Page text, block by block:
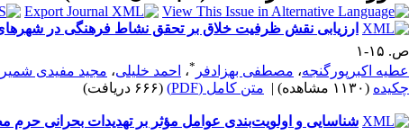
ارزیابی نقش ظرفیت خلاق بر تحقق نشاط فرهنگی در
ص. ۱۵-۱
عطیه اکبرپورگنجه، مصطفی بهزادفر *، احمد خلیلی، مجید مفیدی
چکیده (۱۱۳۰ مشاهده) | متن کامل (PDF) (۶۶۶ دریافت)
شناسایی و اولویت‌بندی عوامل مؤثر بر تهدیدات بحرانی